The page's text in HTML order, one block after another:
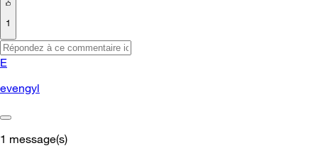
1
E
evengyl
1 message(s)